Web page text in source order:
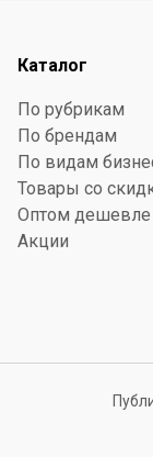
Каталог
По рубрикам
По брендам
По видам
Товары со
Оптом дешевле
Акции